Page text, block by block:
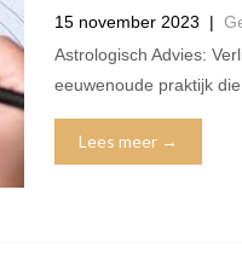
15 november 2023 |
Astrologisch Advies:
eeuwenoude praktijk
Lees meer →